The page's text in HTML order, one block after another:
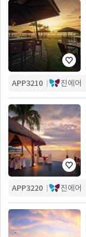
APP3210 진에어
APP3220 진에어